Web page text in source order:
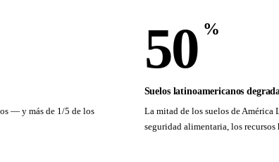
— y más de 1/5 de los
50 %
Suelos latinoamericanos
La mitad de los suelos de
seguridad alimentaria, los